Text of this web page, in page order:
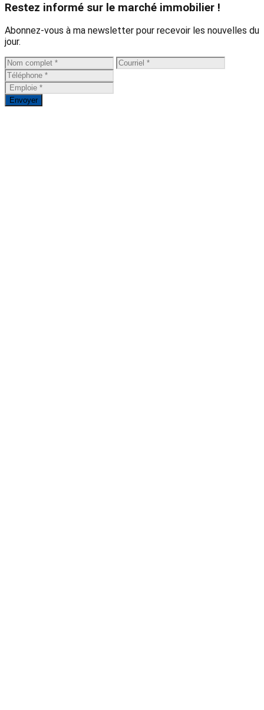
Restez informé sur le marché immobilier !
Abonnez-vous à ma newsletter pour recevoir les nouvelles du
jour.
Envoyer